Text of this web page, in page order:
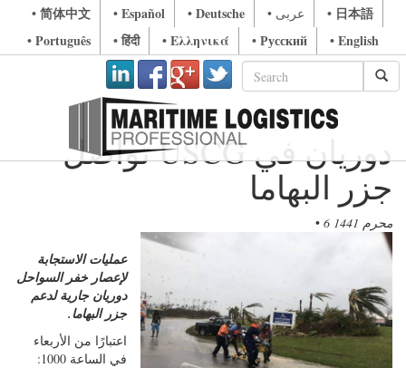
• 简体中文 • Español • Deutsche • عربى
• 日本語
• Português
• हिंदी • Ελληνικά • Русский • English
تواصل USCG دوريان في
جزر البهاما
• 6 محرم 1441
عمليات الاستجابة
لإعصار خفر السواحل
دوريان جارية لدعم
جزر البهاما.
اعتبارًا من الأربعاء
في الساعة 1000: